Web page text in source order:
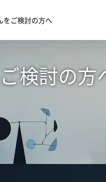
をご検討の方へ
くん導⼊記
台と オリジナル棚
検討の方